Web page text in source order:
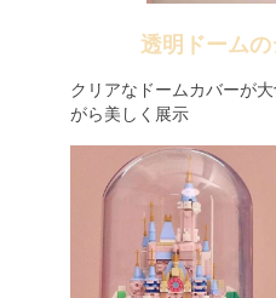
透明ドーム
クリアなドームカバーが
がら美しく展示